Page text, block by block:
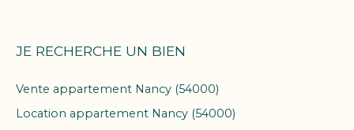
JE RECHERCHE UN BIEN
Vente appartement Nancy (54000)
Location appartement Nancy (54000)